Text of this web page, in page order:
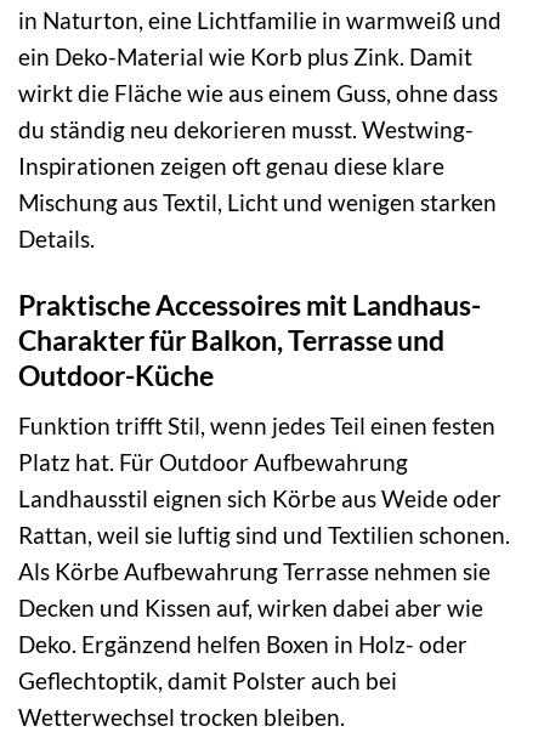
in Naturton, eine Lichtfamilie in warmweiß und
ein Deko-Material wie Korb plus Zink. Damit
wirkt die Fläche wie aus einem Guss, ohne dass
du ständig neu dekorieren musst. Westwing-
Inspirationen zeigen oft genau diese klare
Mischung aus Textil, Licht und wenigen starken
Details.
Praktische Accessoires mit Landhaus-
Charakter für Balkon, Terrasse und
Outdoor-Küche
Funktion trifft Stil, wenn jedes Teil einen festen
Platz hat. Für Outdoor Aufbewahrung
Landhausstil eignen sich Körbe aus Weide oder
Rattan, weil sie luftig sind und Textilien schonen.
Als Körbe Aufbewahrung Terrasse nehmen sie
Decken und Kissen auf, wirken dabei aber wie
Deko. Ergänzend helfen Boxen in Holz- oder
Geflechtoptik, damit Polster auch bei
Wetterwechsel trocken bleiben.